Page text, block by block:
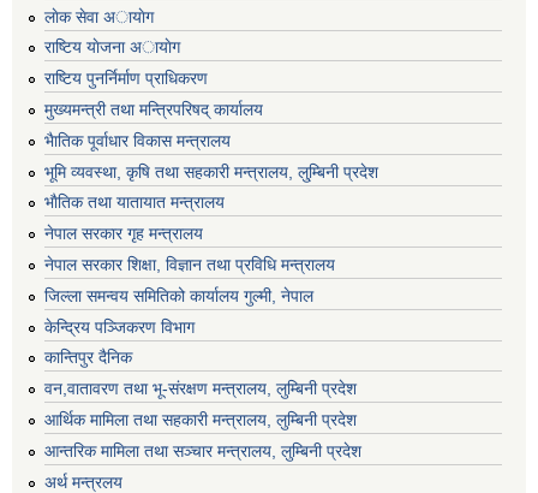
लाेक सेवा अायाेग
राष्टिय याेजना अायाेग
राष्टिय पुनर्निर्माण प्राधिकरण
मुख्यमन्त्री तथा मन्त्रिपरिषद् कार्यालय
भैातिक पूर्वाधार विकास मन्त्रालय
भूमि व्यवस्था, कृषि तथा सहकारी मन्त्रालय, लु्म्बिनी प्रदेश
भाैतिक तथा यातायात मन्त्रालय
नेपाल सरकार गृह मन्त्रालय
नेपाल सरकार शिक्षा, विज्ञान तथा प्रविधि मन्त्रालय
जिल्ला समन्वय समितिको कार्यालय गुल्मी, नेपाल
केन्द्रिय पञ्जिकरण विभाग
कान्तिपुर दैनिक
वन,वातावरण तथा भू-संरक्षण मन्त्रालय, लुम्बिनी प्रदेश
आर्थिक मामिला तथा सहकारी मन्त्रालय, लुम्बिनी प्रदेश
आन्तरिक मामिला तथा सञ्चार मन्त्रालय, लुम्बिनी प्रदेश
अर्थ मन्त्रलय